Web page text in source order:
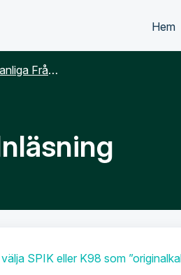
Hem
Frågor och Svar
SPIK eller K98 som